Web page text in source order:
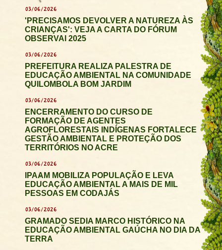
03/06/2026
'PRECISAMOS DEVOLVER A NATUREZA ÀS
CRIANÇAS': VEJA A CARTA DO FÓRUM
OBSERVAI 2025
03/06/2026
PREFEITURA REALIZA PALESTRA DE
EDUCAÇÃO AMBIENTAL NA COMUNIDADE
QUILOMBOLA BOM JARDIM
03/06/2026
ENCERRAMENTO DO CURSO DE
FORMAÇÃO DE AGENTES
AGROFLORESTAIS INDÍGENAS FORTALECE
GESTÃO AMBIENTAL E PROTEÇÃO DOS
TERRITÓRIOS NO ACRE
03/06/2026
IPAAM MOBILIZA POPULAÇÃO E LEVA
EDUCAÇÃO AMBIENTAL A MAIS DE MIL
PESSOAS EM CODAJÁS
03/06/2026
GRAMADO SEDIA MARCO HISTÓRICO NA
EDUCAÇÃO AMBIENTAL GAÚCHA NO DIA DA
TERRA